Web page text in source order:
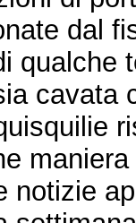
dal
qualche
cavata
notizie